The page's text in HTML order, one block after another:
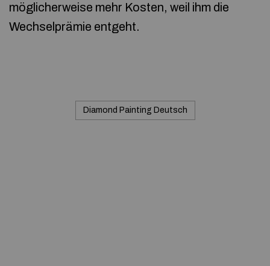
möglicherweise mehr Kosten, weil ihm die
Wechselprämie entgeht.
Diamond Painting Deutsch